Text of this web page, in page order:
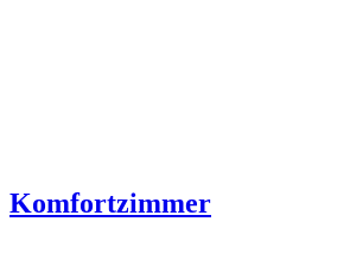
Komfortzimmer